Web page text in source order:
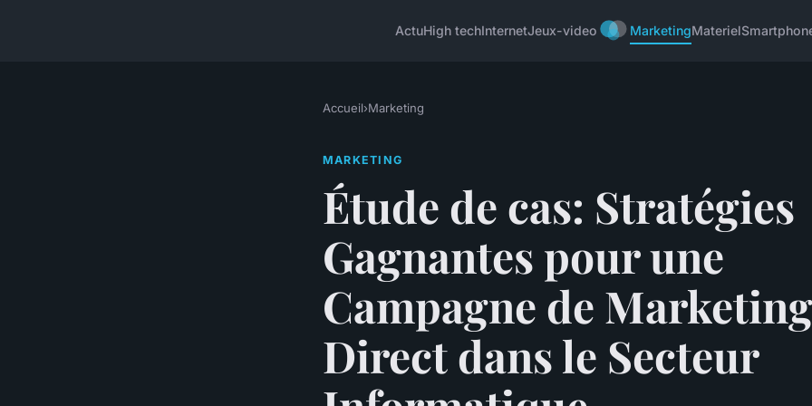
ActuHigh techInternetJeux-video MarketingMateriel
Accueil›Marketing
MARKETING
Étude de cas: Stratégies
Gagnantes pour une
Campagne de Marketing
Direct dans le Secteur